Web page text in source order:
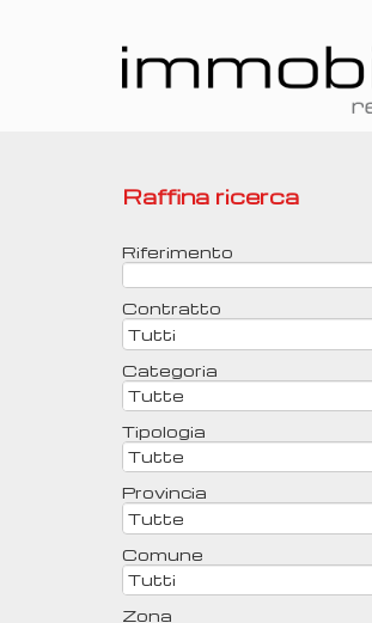
Raffina ricerca
Riferimento
Contratto
Categoria
Tipologia
Provincia
Comune
Zona